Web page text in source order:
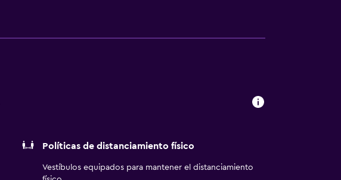
Políticas de distanciamiento físico
Vestíbulos equipados para mantener el distanciamiento